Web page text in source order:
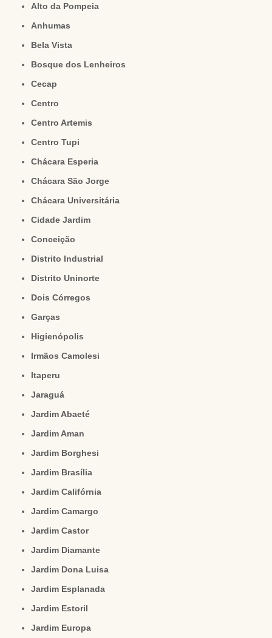
Alto da Pompeia
Anhumas
Bela Vista
Bosque dos Lenheiros
Cecap
Centro
Centro Artemis
Centro Tupi
Chácara Esperia
Chácara São Jorge
Chácara Universitária
Cidade Jardim
Conceição
Distrito Industrial
Distrito Uninorte
Dois Córregos
Garças
Higienópolis
Irmãos Camolesi
Itaperu
Jaraguá
Jardim Abaeté
Jardim Aman
Jardim Borghesi
Jardim Brasília
Jardim Califórnia
Jardim Camargo
Jardim Castor
Jardim Diamante
Jardim Dona Luisa
Jardim Esplanada
Jardim Estoril
Jardim Europa